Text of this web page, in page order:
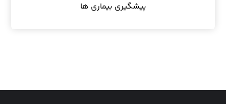
پیشگیری بیماری ها